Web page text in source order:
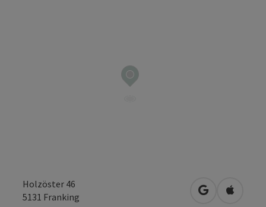
Holzöster 46
5131 Franking in Google
in